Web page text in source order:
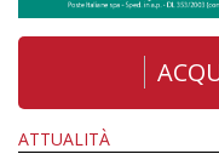
ATTUALITÀ